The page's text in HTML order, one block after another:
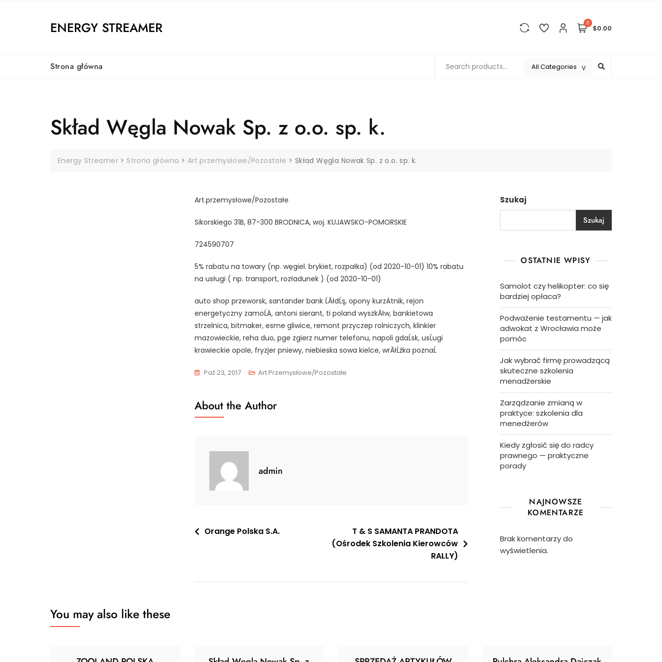
ENERGY STREAMER 0
$0.00
Strona główna
Skład Węgla Nowak Sp. z o.o. sp. k.
Energy Streamer > Strona główna > Art.przemysłowe/Pozostałe > Skład Węgla Nowak Sp. z o.o. sp. k.
Art.przemysłowe/Pozostałe
Sikorskiego 31B, 87-300 BRODNICA, woj. KUJAWSKO-POMORSKIE
724590707
5% rabatu na towary (np. węgiel. brykiet, rozpałka) (od 2020-10-01) 10% rabatu
na usługi ( np. transport, rozładunek ) (od 2020-10-01)
auto shop przeworsk, santander bank ĹĂłdĹş, opony kurzÄtnik, rejon
energetyczny zamoĹÄ, antoni sierant, ti poland wyszkĂłw, bankietowa
strzelnica, bitmaker, esme gliwice, remont przyczep rolniczych, klinkier
mazowieckie, reha duo, pge zgierz numer telefonu, napoli gdaĹsk, usĹugi
krawieckie opole, fryzjer pniewy, niebieska sowa kielce, wrĂłĹźka poznaĹ
Paź 23, 2017 Art.przemysłowe/Pozostałe
About the Author
admin
Nawigacja
Orange Polska S.A.
T & S SAMANTA PRANDOTA
(Ośrodek Szkolenia Kierowców
RALLY)
Szukaj
Szukaj
OSTATNIE WPISY
Samolot czy helikopter: co się
bardziej opłaca?
Podważenie testamentu — jak
adwokat z Wrocławia może
pomóc
Jak wybrać firmę prowadzącą
skuteczne szkolenia
menadżerskie
Zarządzanie zmianą w
praktyce: szkolenia dla
menedżerów
Kiedy zgłosić się do radcy
prawnego — praktyczne
porady
NAJNOWSZE
KOMENTARZE
Brak komentarzy do
wyświetlenia.
You may also like these